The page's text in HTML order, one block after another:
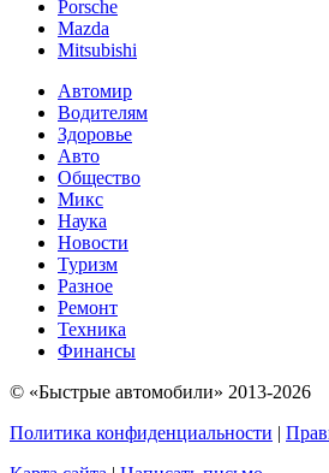
Porsche
Mazda
Mitsubishi
Автомир
Водителям
Здоровье
Авто
Общество
Микс
Наука
Новости
Туризм
Разное
Ремонт
Техника
Финансы
© «Быстрые автомобили» 2013-2026
Политика конфиденциальности |